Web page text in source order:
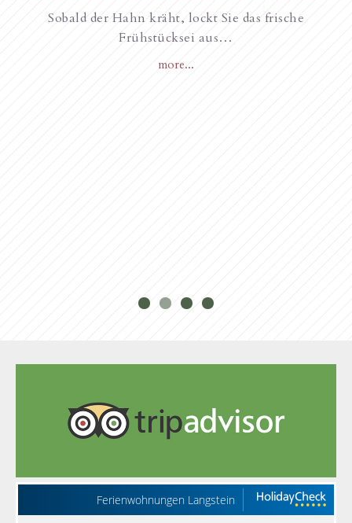
unseren Gästen, Frohe
Weihnachten
Sobald der Hahn kräht, lockt Sie das frische
Frühstücksei aus…
more...
2017
Ferienwohnungen Langstein